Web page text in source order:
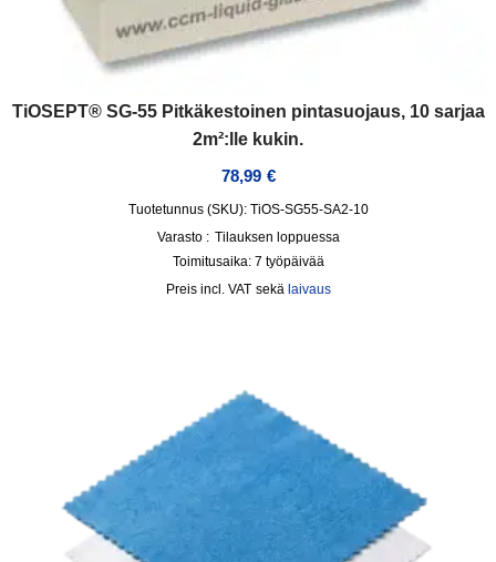
TiOSEPT® SG-55 Pitkäkestoinen pintasuojaus, 10 sarjaa
2m²:lle kukin.
78,99 €
Tuotetunnus (SKU): TiOS-SG55-SA2-10
Varasto : Tilauksen loppuessa
Toimitusaika: 7 työpäivää
incl. VAT sekä laivaus